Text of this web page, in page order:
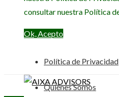
consultar nuestra Política
Ok, Acepto
Política de Privacidad
Quiénes Somos